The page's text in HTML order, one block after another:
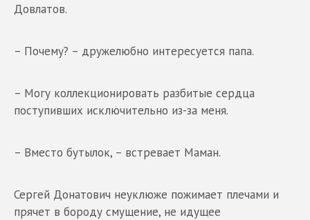
Довлатов.
– Почему? – дружелюбно интересуется папа.
– Могу коллекционировать разбитые сердца
поступивших исключительно из-за меня.
– Вместо бутылок, – встревает Маман.
Сергей Донатович неуклюже пожимает плечами и
прячет в бороду смущение, не идущее